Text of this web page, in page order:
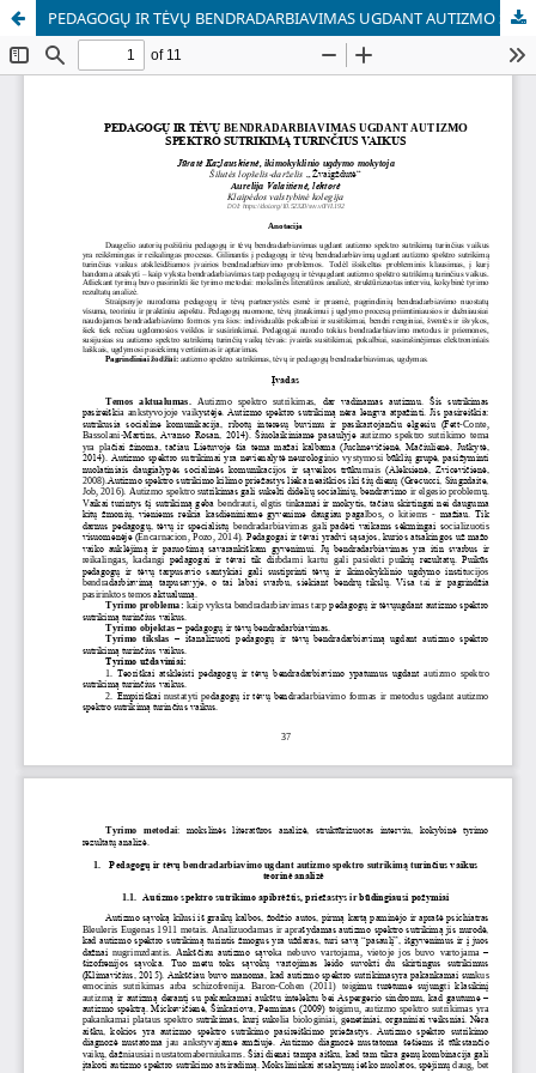
PEDAGOGŲ IR TĖVŲ BENDRADARBIAVIMAS UGDANT AUTIZMO SPEKTRO SUTRIKIMĄ TURINČIUS VAIKUS